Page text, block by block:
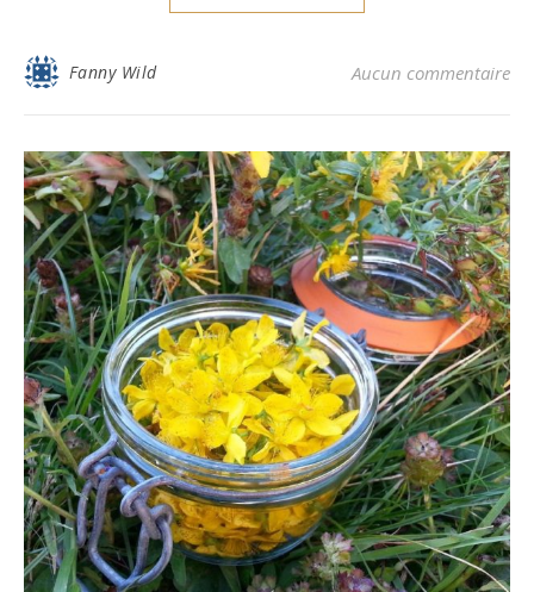
Fanny Wild Aucun commentaire